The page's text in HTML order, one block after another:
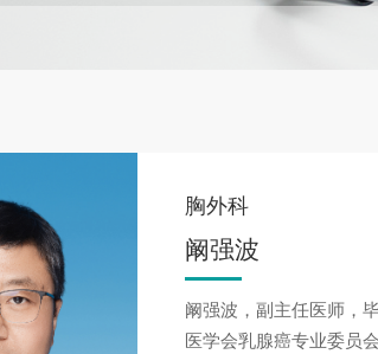
胸外科
阚强波
阚强波，副主任医师，
医学会乳腺癌专业委员